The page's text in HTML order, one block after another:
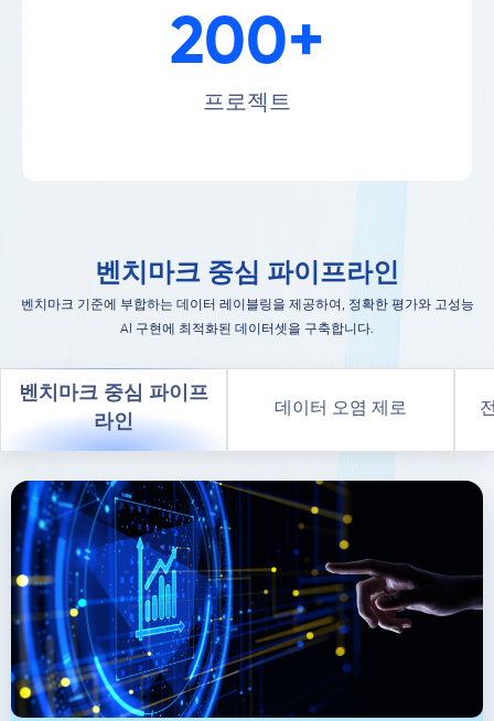
200+
프로젝트
벤치마크 중심 파이프라인
벤치마크 기준에 부합하는 데이터 레이블링을 제공하여, 정확한 평가와 고성능
AI 구현에 최적화된 데이터셋을 구축합니다.
벤치마크 중심 파이프
라인
데이터 오염 제로